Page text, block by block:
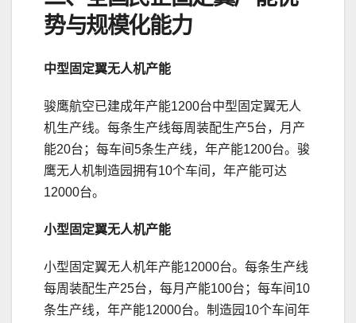
势与规模化能力
中型固定翼无人机产能
骏鹰航空已建成年产能1200台中型固定翼无人
机生产线。每条生产线每周装配生产5台，月产
能20台；每车间5条生产线，年产能1200台。骏
鹰无人机制造园拥有10个车间，年产能可达
12000台。
小型固定翼无人机产能
小型固定翼无人机年产能12000台。每条生产线
每周装配生产25台，每月产能100台；每车间10
条生产线，年产能12000台。制造园10个车间年